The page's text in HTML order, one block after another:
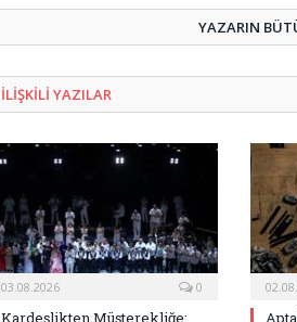
YAZARIN
ILIŞKILI YAZILAR
03.08.2026 0
Kardeşlikten Müşterekliğe: